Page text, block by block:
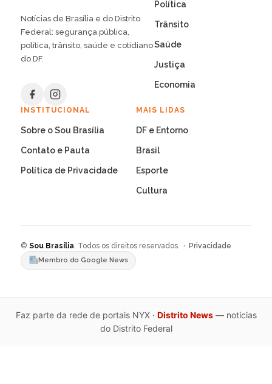
Notícias de Brasília e do Distrito
Federal: segurança pública,
política, trânsito, saúde e cotidiano
do DF.
Política
Trânsito
Saúde
Justiça
Economia
INSTITUCIONAL
Sobre o Sou Brasília
Contato e Pauta
Política de Privacidade
MAIS LIDAS
DF e Entorno
Brasil
Esporte
Cultura
© Sou Brasília. Todos os direitos reservados. · Privacidade
Membro do Google News
Faz parte da rede de portais NYX · Distrito News— noticias
do Distrito Federal